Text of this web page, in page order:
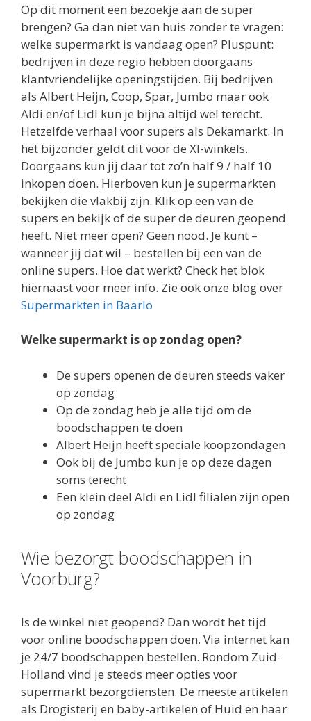
Op dit moment een bezoekje aan de super
brengen? Ga dan niet van huis zonder te vragen:
welke supermarkt is vandaag open? Pluspunt:
bedrijven in deze regio hebben doorgaans
klantvriendelijke openingstijden. Bij bedrijven
als Albert Heijn, Coop, Spar, Jumbo maar ook
Aldi en/of Lidl kun je bijna altijd wel terecht.
Hetzelfde verhaal voor supers als Dekamarkt. In
het bijzonder geldt dit voor de Xl-winkels.
Doorgaans kun jij daar tot zo’n half 9 / half 10
inkopen doen. Hierboven kun je supermarkten
bekijken die vlakbij zijn. Klik op een van de
supers en bekijk of de super de deuren geopend
heeft. Niet meer open? Geen nood. Je kunt –
wanneer jij dat wil – bestellen bij een van de
online supers. Hoe dat werkt? Check het blok
hiernaast voor meer info. Zie ook onze blog over
Supermarkten in Baarlo
Welke supermarkt is op zondag open?
De supers openen de deuren steeds vaker
op zondag
Op de zondag heb je alle tijd om de
boodschappen te doen
Albert Heijn heeft speciale koopzondagen
Ook bij de Jumbo kun je op deze dagen
soms terecht
Een klein deel Aldi en Lidl filialen zijn open
op zondag
Wie bezorgt boodschappen in
Voorburg?
Is de winkel niet geopend? Dan wordt het tijd
voor online boodschappen doen. Via internet kan
je 24/7 boodschappen bestellen. Rondom Zuid-
Holland vind je steeds meer opties voor
supermarkt bezorgdiensten. De meeste artikelen
als Drogisterij en baby-artikelen of Huid en haar